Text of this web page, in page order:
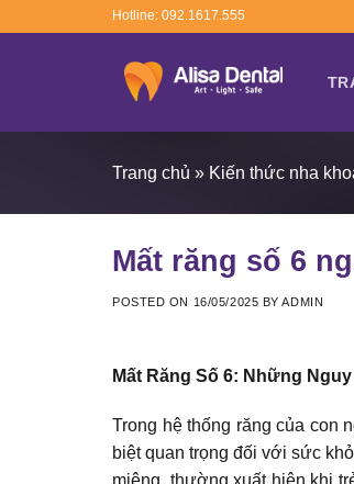
Hotline: 092.1617.555
Trang chủ » Kiến thức nha
Mất răng số 6
POSTED ON 16/05/2025 BYADMIN
Mất Răng Số 6: Những
Trong hệ thống răng của con
biệt quan trọng đối với sức